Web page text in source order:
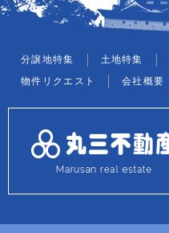
分譲地特集 土地特集
物件リクエスト
会社概要